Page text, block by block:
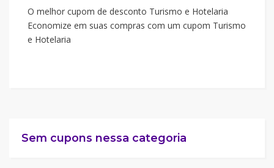
O melhor cupom de desconto Turismo e Hotelaria
Economize em suas compras com um cupom Turismo
e Hotelaria
Sem cupons nessa categoria